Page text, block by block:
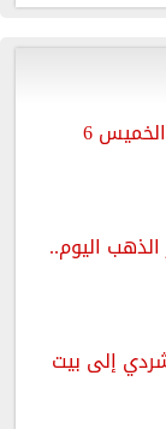
سعر الذهب اليوم في مصر الخميس 6
اليوم..
إلى بيت